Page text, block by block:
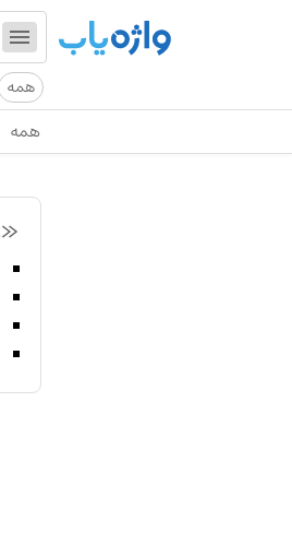
همه
همه
«burgees»